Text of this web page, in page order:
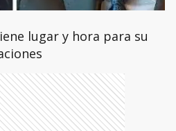
lugar y hora para su